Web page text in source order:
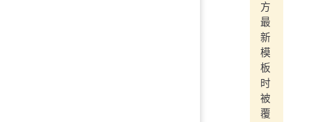
方
最
新
模
板
时
被
覆